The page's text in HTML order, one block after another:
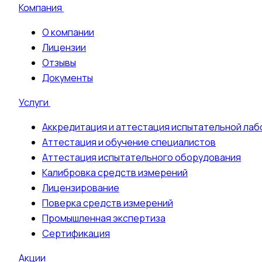
Компания
О компании
Лицензии
Отзывы
Документы
Услуги
Аккредитация и аттестация испытательной
Аттестация и обучение специалистов
Аттестация испытательного оборудования
Калибровка средств измерений
Лицензирование
Поверка средств измерений
Промышленная экспертиза
Сертификация
Акции